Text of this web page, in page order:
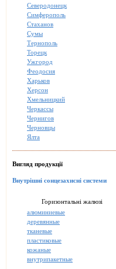
Северодонецк
Симферополь
Стаханов
Сумы
Тернополь
Торецк
Ужгород
Феодосия
Харьков
Херсон
Хмельницкий
Черкассы
Чернигов
Черновцы
Ялта
Вигляд продукції
Внутрішні сонцезахисні системи
Горизонтальні жалюзі
алюминиевые
деревянные
тканевые
пластиковые
кожаные
внутрипакетные